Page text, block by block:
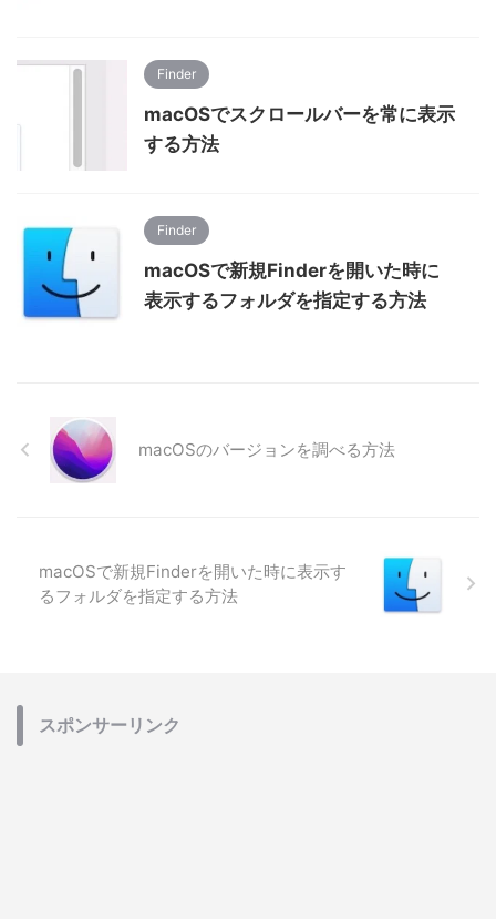
Finder
macOSでスクロールバーを常に表示
する方法
Finder
macOSで新規Finderを開いた時に
表示するフォルダを指定する方法
macOSのバージョンを調べる方法
macOSで新規Finderを開いた時に表示す
るフォルダを指定する方法
スポンサーリンク